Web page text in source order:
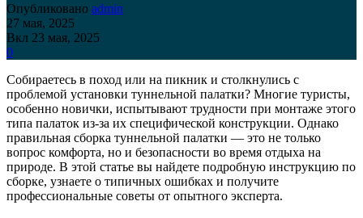
Опубликовано admin
27 мая, 2025
Вкл 23 мая, 2025
0
Собираетесь в поход или на пикник и столкнулись с
проблемой установки туннельной палатки? Многие туристы,
особенно новички, испытывают трудности при монтаже этого
типа палаток из-за их специфической конструкции. Однако
правильная сборка туннельной палатки — это не только
вопрос комфорта, но и безопасности во время отдыха на
природе. В этой статье вы найдете подробную инструкцию по
сборке, узнаете о типичных ошибках и получите
профессиональные советы от опытного эксперта.